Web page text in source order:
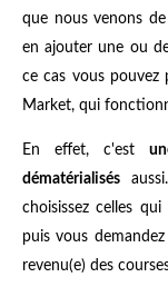
que nous venons
en ajouter une ou
ce cas vous pouvez
Market, qui
En effet, c'est
dématérialisés
choisissez celles
puis vous
revenu(e) des